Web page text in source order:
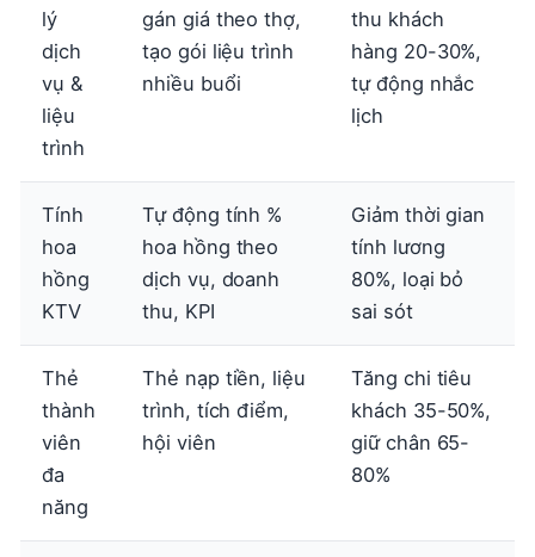
lý
dịch
vụ &
liệu
trình
gán giá theo thợ,
tạo gói liệu trình
nhiều buổi
thu khách
hàng 20-30%,
tự động nhắc
lịch
Tính
hoa
hồng
KTV
Tự động tính %
hoa hồng theo
dịch vụ, doanh
thu, KPI
Giảm thời gian
tính lương
80%, loại bỏ
sai sót
Thẻ
thành
viên
đa
năng
Thẻ nạp tiền, liệu
trình, tích điểm,
hội viên
Tăng chi tiêu
khách 35-50%,
giữ chân 65-
80%